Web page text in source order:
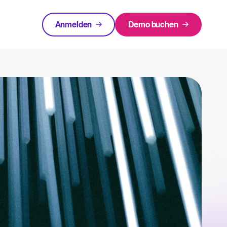
Recruiting per WhatsApp: So
geht's smart
Lesen
Anmelden Demo buchen
rund um Recruiting-Themen.
ist es wichtigt und wie kann ein ATS helfen, eine erfolgreiche Strategie
zu bewerten und zu nutzen.
Login